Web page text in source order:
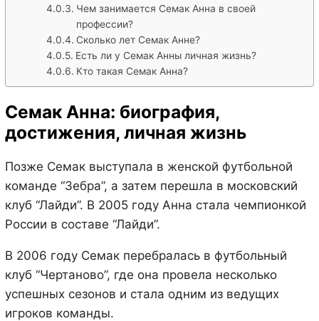
Чем занимается Семак Анна в своей
профессии?
Сколько лет Семак Анне?
Есть ли у Семак Анны личная жизнь?
Кто такая Семак Анна?
Семак Анна: биография,
достижения, личная жизнь
Позже Семак выступала в женской футбольной
команде “Зебра”, а затем перешла в московский
клуб “Лайди”. В 2005 году Анна стала чемпионкой
России в составе “Лайди”.
В 2006 году Семак перебралась в футбольный
клуб “Чертаново”, где она провела несколько
успешных сезонов и стала одним из ведущих
игроков команды.